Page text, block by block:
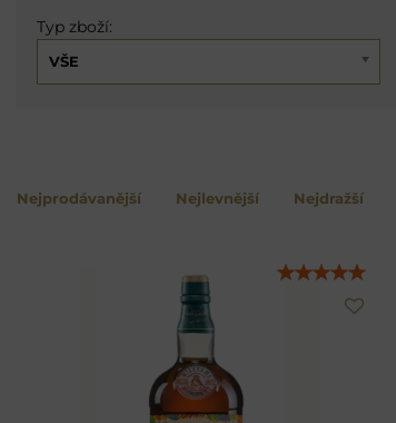
Typ zboží:
VŠE
Nejprodávanější Nejlevnější Nejdražší